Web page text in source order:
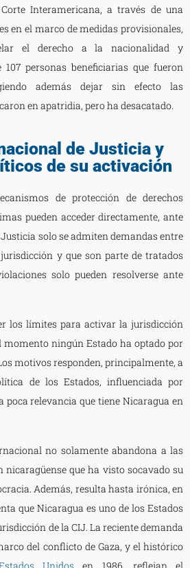
Interamericana, a través de una
en el marco de medidas provisionales,
el derecho a la nacionalidad y
personas beneficiarias que fueron
además dejar sin efecto las
en apatridia, pero ha desacatado.
de Justicia y
de su activación
de protección de derechos
pueden acceder directamente, ante
solo se admiten demandas entre
y que son parte de tratados
solo pueden resolverse ante
los límites para activar la jurisdicción
momento ningún Estado ha optado por
motivos responden, principalmente, a
de los Estados, influenciada por
poca relevancia que tiene Nicaragua en
no solamente abandona a las
que ha visto socavado su
Además, resulta hasta irónica, en
que Nicaragua es uno de los Estados
de la CIJ. La reciente demanda
del conflicto de Gaza, y el histórico